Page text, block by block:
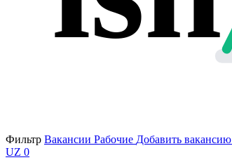
Фильтр Вакансии Рабочие Добавить вакансию
UZ 0